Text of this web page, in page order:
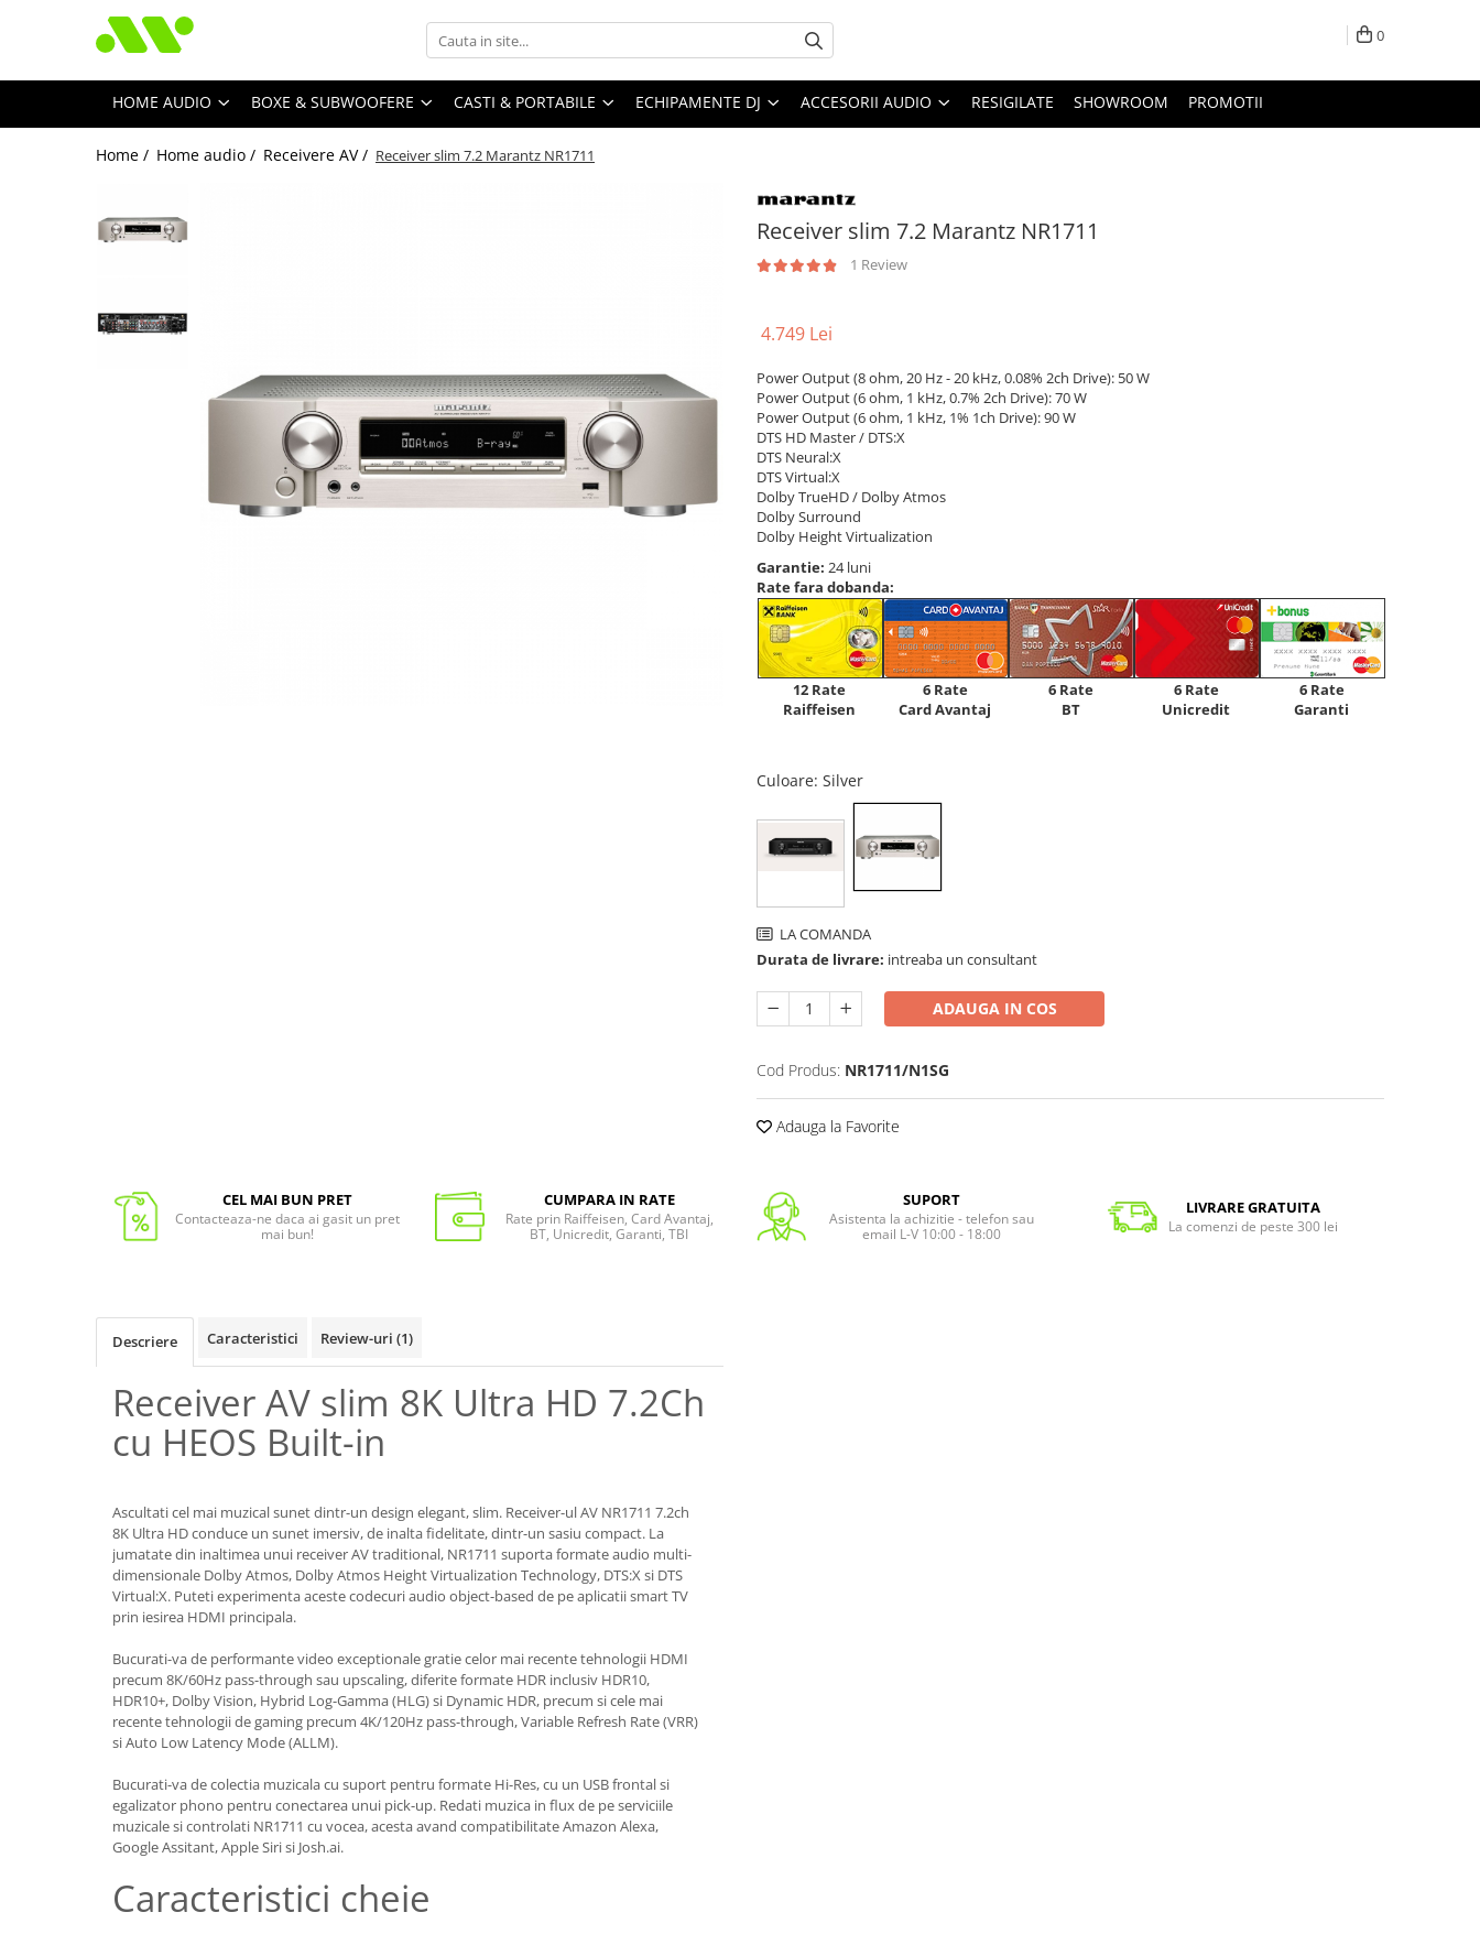
0
HOME AUDIO BOXE & SUBWOOFERE CASTI & PORTABILE ECHIPAMENTE DJ ACCESORII AUDIO RESIGILATE SHOWROOM PROMOTII
Home / Home audio / Receivere AV / Receiver slim 7.2 Marantz NR1711
Receiver slim 7.2 Marantz NR1711
1 Review
4.749 Lei
Power Output (8 ohm, 20 Hz - 20 kHz, 0.08% 2ch Drive): 50 W
Power Output (6 ohm, 1 kHz, 0.7% 2ch Drive): 70 W
Power Output (6 ohm, 1 kHz, 1% 1ch Drive): 90 W
DTS HD Master / DTS:X
DTS Neural:X
DTS Virtual:X
Dolby TrueHD / Dolby Atmos
Dolby Surround
Dolby Height Virtualization
Garantie: 24 luni
Rate fara dobanda:
12 Rate
Raiffeisen
6 Rate
Card Avantaj
6 Rate
BT
6 Rate
Unicredit
6 Rate
Garanti
Culoare: Silver
LA COMANDA
Durata de livrare: intreaba un consultant
ADAUGA IN COS
Cod Produs: NR1711/N1SG
Adauga la Favorite
CEL MAI BUN PRET
Contacteaza-ne daca ai gasit un pret
mai bun!
CUMPARA IN RATE
Rate prin Raiffeisen, Card Avantaj,
BT, Unicredit, Garanti, TBI
SUPORT
Asistenta la achizitie - telefon sau
email L-V 10:00 - 18:00
LIVRARE GRATUITA
La comenzi de peste 300 lei
Descriere Caracteristici Review-uri (1)
Receiver AV slim 8K Ultra HD 7.2Ch
cu HEOS Built-in
Ascultati cel mai muzical sunet dintr-un design elegant, slim. Receiver-ul AV NR1711 7.2ch
8K Ultra HD conduce un sunet imersiv, de inalta fidelitate, dintr-un sasiu compact. La
jumatate din inaltimea unui receiver AV traditional, NR1711 suporta formate audio multi-
dimensionale Dolby Atmos, Dolby Atmos Height Virtualization Technology, DTS:X si DTS
Virtual:X. Puteti experimenta aceste codecuri audio object-based de pe aplicatii smart TV
prin iesirea HDMI principala.
Bucurati-va de performante video exceptionale gratie celor mai recente tehnologii HDMI
precum 8K/60Hz pass-through sau upscaling, diferite formate HDR inclusiv HDR10,
HDR10+, Dolby Vision, Hybrid Log-Gamma (HLG) si Dynamic HDR, precum si cele mai
recente tehnologii de gaming precum 4K/120Hz pass-through, Variable Refresh Rate (VRR)
si Auto Low Latency Mode (ALLM).
Bucurati-va de colectia muzicala cu suport pentru formate Hi-Res, cu un USB frontal si
egalizator phono pentru conectarea unui pick-up. Redati muzica in flux de pe serviciile
muzicale si controlati NR1711 cu vocea, acesta avand compatibilitate Amazon Alexa,
Google Assitant, Apple Siri si Josh.ai.
Caracteristici cheie